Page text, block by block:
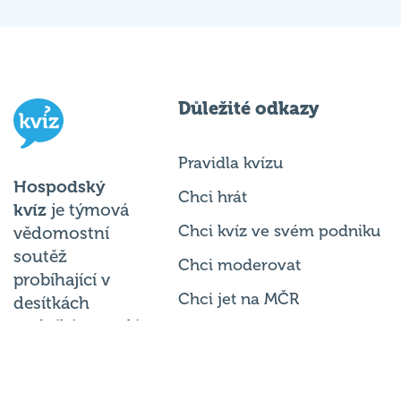
Hospodský
kvíz je týmová
vědomostní
soutěž
probíhající v
desítkách
podniků po celé
Důležité odkazy
Pravidla kvízu
Chci hrát
Chci kvíz ve svém podniku
Chci moderovat
Chci jet na MČR